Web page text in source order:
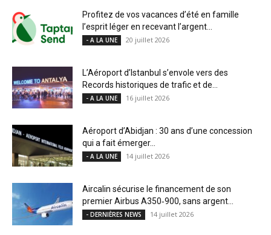
Profitez de vos vacances d’été en famille
l’esprit léger en recevant l’argent...
- A LA UNE 20 juillet 2026
L’Aéroport d’Istanbul s’envole vers des
Records historiques de trafic et de...
- A LA UNE 16 juillet 2026
Aéroport d’Abidjan : 30 ans d’une concession
qui a fait émerger...
- A LA UNE 14 juillet 2026
Aircalin sécurise le financement de son
premier Airbus A350‑900, sans argent...
- DERNIÈRES NEWS 14 juillet 2026